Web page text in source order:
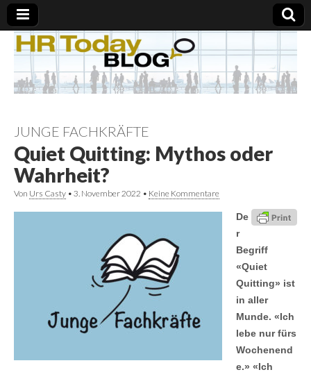
JUNGE FACHKRÄFTE
Quiet Quitting: Mythos oder
Wahrheit?
Von Urs Casty • 3. November 2022 • Keine Kommentare
De
r
Begriff
«Quiet
Quitting» ist
in aller
Munde. «Ich
lebe nur fürs
Wochenend
e.» «Ich